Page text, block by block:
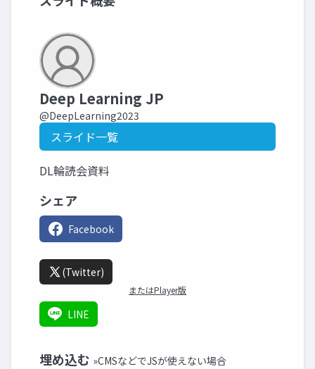
Deep Learning JP
@DeepLearning2023
スライド一覧
DL輪読会資料
シェア
Facebook
(Twitter)
またはPlayer版
LINE
埋め込む »CMSなどでJSが使えない場合